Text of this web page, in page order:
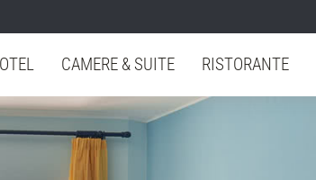
CAMERE & SUITE RISTORANTE